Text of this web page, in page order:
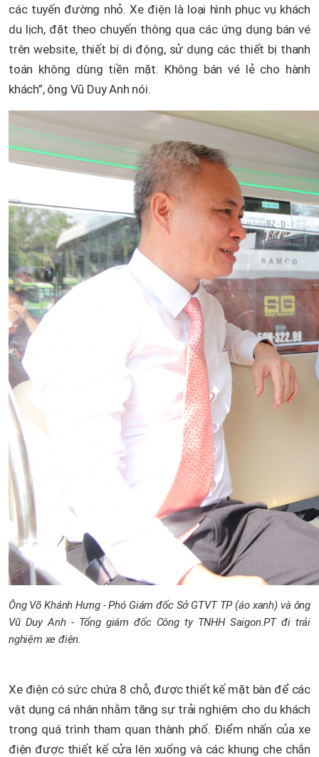
các tuyến đường nhỏ. Xe điện là loại hình phục vụ khách
du lịch, đặt theo chuyến thông qua các ứng dụng bán vé
trên website, thiết bị di động, sử dụng các thiết bị thanh
toán không dùng tiền mặt. Không bán vé lẻ cho hành
khách”, ông Vũ Duy Anh nói.
Ông Võ Khánh Hưng - Phó Giám đốc Sở GTVT TP (áo xanh) và ông
Vũ Duy Anh - Tổng giám đốc Công ty TNHH Saigon.PT đi trải
nghiệm xe điện.
Xe điện có sức chứa 8 chỗ, được thiết kế mặt bàn để các
vật dụng cá nhân nhằm tăng sự trải nghiệm cho du khách
trong quá trình tham quan thành phố. Điểm nhấn của xe
điện được thiết kế cửa lên xuống và các khung che chắn